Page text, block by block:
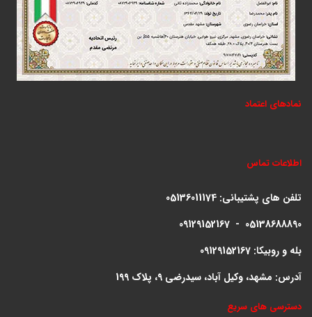
نمادهای اعتماد
اطلاعات تماس
تلفن های پشتیبانی: 05136011174
09129152167 - 05138688890
بله و روبیکا: 09129152167
آدرس: مشهد، وکیل آباد، سیدرضی 9، پلاک 199
دسترسی های سریع